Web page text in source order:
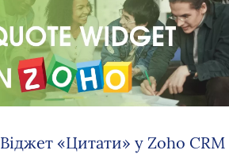
Віджет «Цитати» у Zoho CRM